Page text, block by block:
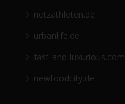
netzathleten.de
urbanlife.de
fast-and-luxurious.com
newfoodcity.de